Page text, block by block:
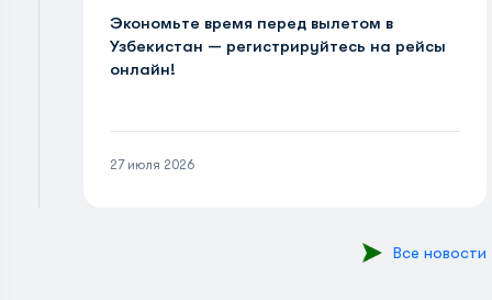
Экономьте время перед вылетом в
Узбекистан — регистрируйтесь на рейсы
онлайн!
27 июля 2026
Все новости